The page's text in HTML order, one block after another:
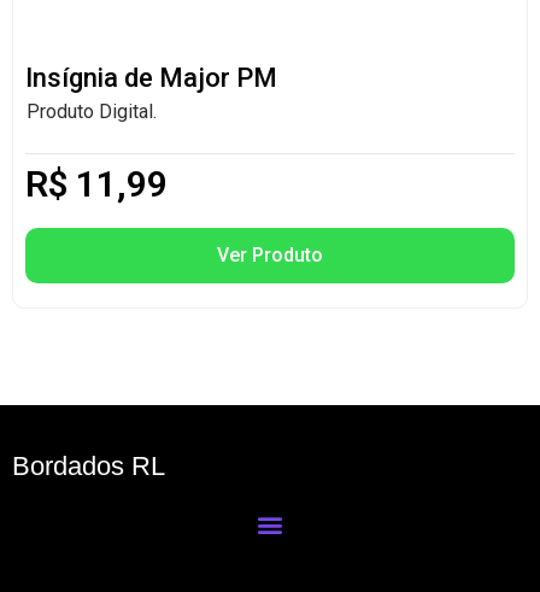
Insígnia de Major PM
Produto Digital.
R$ 11,99
Ver Produto
Bordados RL